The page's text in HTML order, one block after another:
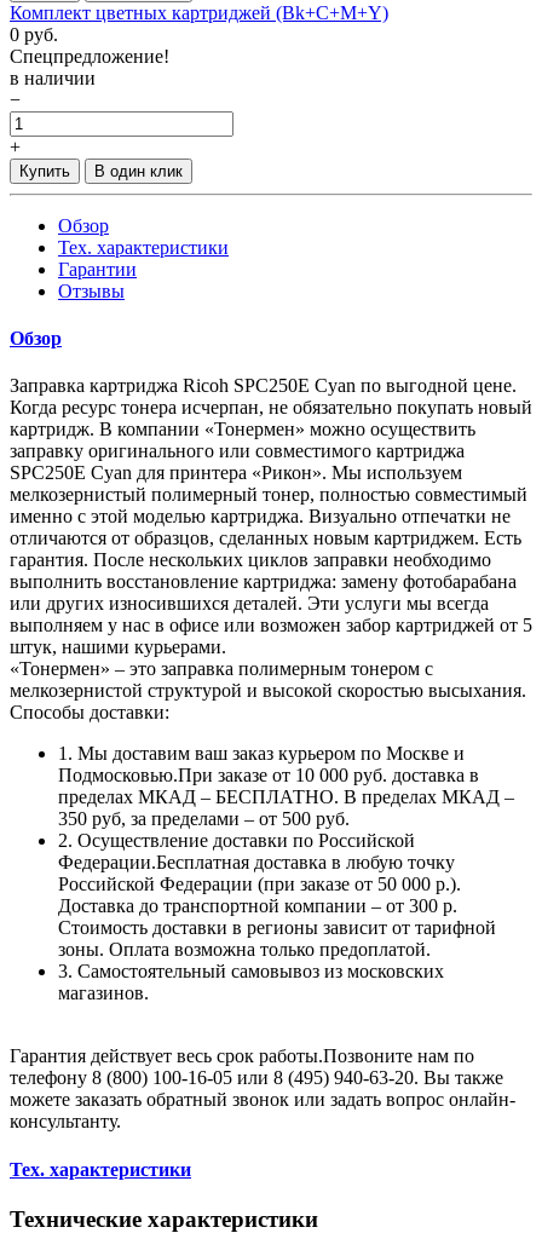
Комплект цветных картриджей (Bk+C+M+Y)
0 руб.
Спецпредложение!
в наличии
−
+
Купить В один клик
Обзор
Тех. характеристики
Гарантии
Отзывы
Обзор
Заправка картриджа Ricoh SPC250E Cyan по выгодной цене.
Когда ресурс тонера исчерпан, не обязательно покупать новый
картридж. В компании «Тонермен» можно осуществить
заправку оригинального или совместимого картриджа
SPC250E Cyan для принтера «Рикон». Мы используем
мелкозернистый полимерный тонер, полностью совместимый
именно с этой моделью картриджа. Визуально отпечатки не
отличаются от образцов, сделанных новым картриджем. Есть
гарантия. После нескольких циклов заправки необходимо
выполнить восстановление картриджа: замену фотобарабана
или других износившихся деталей. Эти услуги мы всегда
выполняем у нас в офисе или возможен забор картриджей от 5
штук, нашими курьерами.
«Тонермен» – это заправка полимерным тонером с
мелкозернистой структурой и высокой скоростью высыхания.
Способы доставки:
1. Мы доставим ваш заказ курьером по Москве и
Подмосковью.При заказе от 10 000 руб. доставка в
пределах МКАД – БЕСПЛАТНО. В пределах МКАД –
350 руб, за пределами – от 500 руб.
2. Осуществление доставки по Российской
Федерации.Бесплатная доставка в любую точку
Российской Федерации (при заказе от 50 000 р.).
Доставка до транспортной компании – от 300 р.
Стоимость доставки в регионы зависит от тарифной
зоны. Оплата возможна только предоплатой.
3. Самостоятельный самовывоз из московских
магазинов.
Гарантия действует весь срок работы.Позвоните нам по
телефону 8 (800) 100-16-05 или 8 (495) 940-63-20. Вы также
можете заказать обратный звонок или задать вопрос онлайн-
консультанту.
Тех. характеристики
Технические характеристики